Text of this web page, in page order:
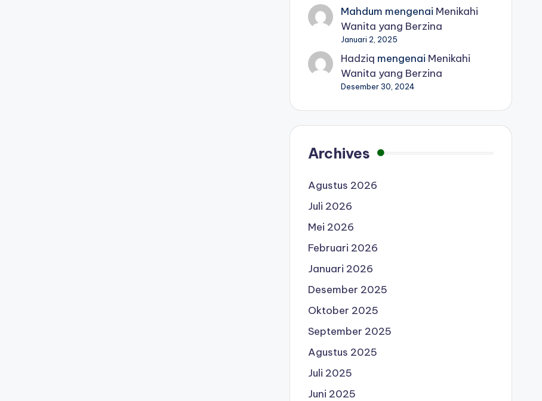
Mahdum mengenai Menikahi
Wanita yang Berzina
Januari 2, 2025
Hadziq mengenai Menikahi
Wanita yang Berzina
Desember 30, 2024
Archives
Agustus 2026
Juli 2026
Mei 2026
Februari 2026
Januari 2026
Desember 2025
Oktober 2025
September 2025
Agustus 2025
Juli 2025
Juni 2025